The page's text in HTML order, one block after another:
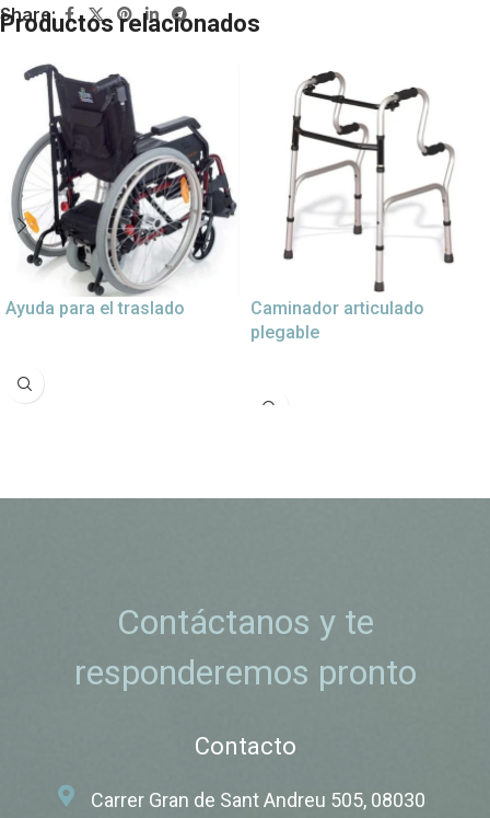
Share:
Productos relacionados
Ayuda para el traslado
Caminador articulado
plegable
Contáctanos y te
responderemos pronto
Contacto
Carrer Gran de Sant Andreu 505, 08030